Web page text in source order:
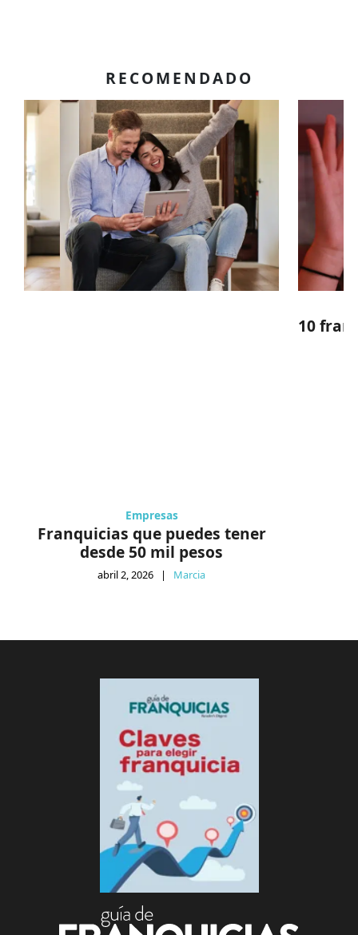
RECOMENDADO
Empresas
Franquicias que puedes tener
desde 50 mil pesos
abril 2, 2026 | Marcia
10